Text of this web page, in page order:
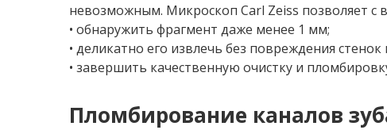
невозможным. Микроскоп Carl Zeiss позволяет с
• обнаружить фрагмент даже менее 1 мм;
• деликатно его извлечь без повреждения стенок
• завершить качественную очистку и
Пломбирование каналов